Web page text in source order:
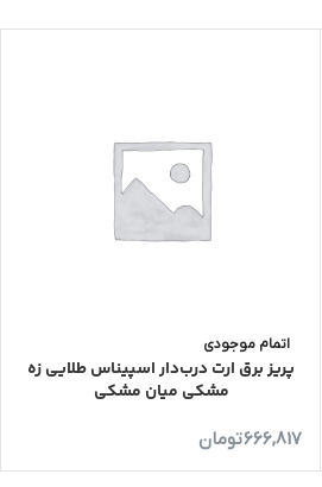
اتمام موجودی
پریز برق ارت درب‌دار اسپیناس طلایی زه
مشکی میان مشکی
666,817تومان